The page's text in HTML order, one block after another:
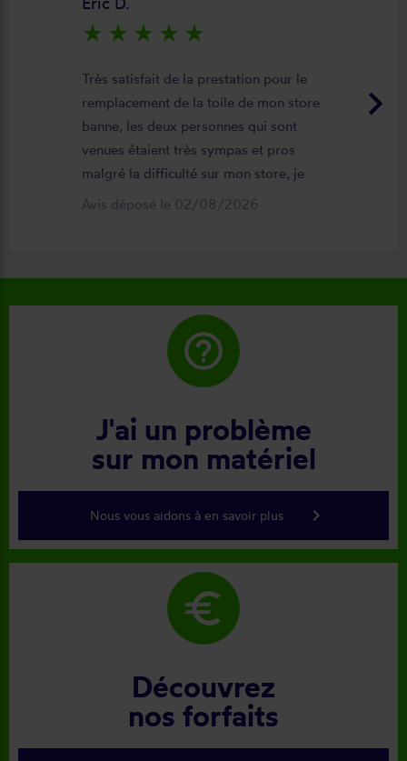
keyboard_arrow_right
star_rate star_rate star_rate star_rate star_rate
Très satisfait de la prestation pour le
remplacement de la toile de mon store
banne, les deux personnes qui sont
venues étaient très sympas et pros
malgré la difficulté sur mon store, je
suis satisfait du résultat et du
Avis déposé le 02/08/2026
help_outline
J'ai un problème
sur mon matériel
Nous vous aidons à en savoir plus keyboard_arrow_right
euro
Découvrez
nos forfaits